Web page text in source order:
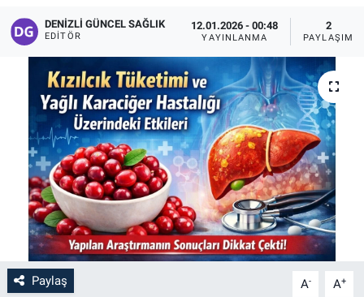
DENIZLI GÜNCEL SAĞLIK
EDITÖR
12.01.2026 - 00:48
YAYINLANMA
2
PAYLAŞIM
Paylaş A- A+